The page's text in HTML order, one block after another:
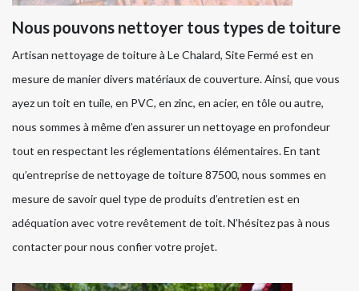
Nous pouvons nettoyer tous types de toiture
Artisan nettoyage de toiture à Le Chalard, Site Fermé est en
mesure de manier divers matériaux de couverture. Ainsi, que vous
ayez un toit en tuile, en PVC, en zinc, en acier, en tôle ou autre,
nous sommes à même d’en assurer un nettoyage en profondeur
tout en respectant les réglementations élémentaires. En tant
qu’entreprise de nettoyage de toiture 87500, nous sommes en
mesure de savoir quel type de produits d’entretien est en
adéquation avec votre revêtement de toit. N’hésitez pas à nous
contacter pour nous confier votre projet.